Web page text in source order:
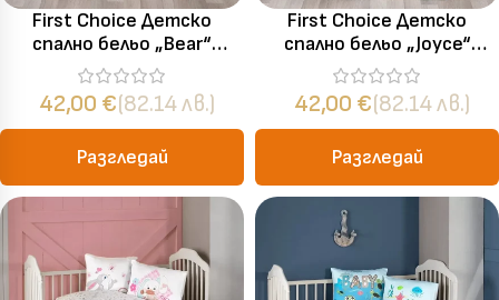
First Choice Детско
спално бельо „Bear“
Бамбук Сатен – 100%
бамбук – 4 части – за
бебешко легло
42,00 €(82.14 лв.)
Разгледай
First Choice Детско
спално бельо „Joyce“
Бамбук Сатен – 100%
бамбук – 4 части – за
бебешко легло
42,00 €(82.14 лв.)
Разгледай